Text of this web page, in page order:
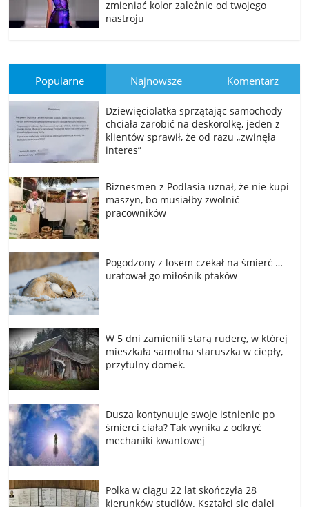
zmieniać kolor zależnie od twojego
nastroju
Popularne Najnowsze Komentarz
Dziewięciolatka sprzątając samochody
chciała zarobić na deskorolkę, jeden z
klientów sprawił, że od razu „zwinęła
interes”
Biznesmen z Podlasia uznał, że nie kupi
maszyn, bo musiałby zwolnić
pracowników
Pogodzony z losem czekał na śmierć …
uratował go miłośnik ptaków
W 5 dni zamienili starą ruderę, w której
mieszkała samotna staruszka w ciepły,
przytulny domek.
Dusza kontynuuje swoje istnienie po
śmierci ciała? Tak wynika z odkryć
mechaniki kwantowej
Polka w ciągu 22 lat skończyła 28
kierunków studiów. Kształci się dalej